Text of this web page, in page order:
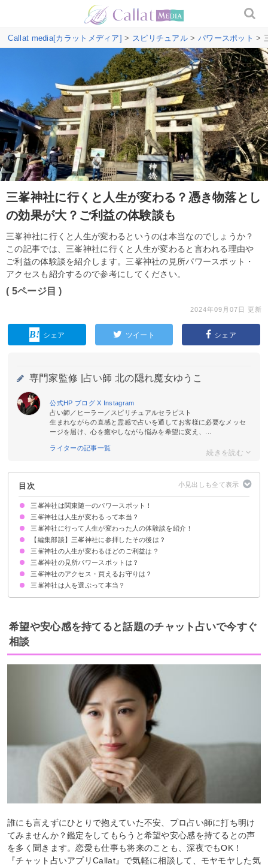
Callat media[カラットメディア] > スピリチュアル > パワースポット >
三峯神社に行くと人生が変わる？憑き物落とし
の効果が大？ご利益の体験談も
三峯神社に行くと人生が変わるというのは本当なのでしょうか？
この記事では、三峯神社に行くと人生が変わると言われる理由や
ご利益の体験談を紹介します。三峯神社の見所パワースポット・
アクセスも紹介するので参考にしてください。
( 5ページ目 )
2024年09月07日 更新
シェア ツイート シェア
専門家監修 | 占い師 北の隠れ魔女ゆうこ
公式HP ブログX Instagram
占い師／ヒーラー／スピリチュアルセラピスト
生まれながらの直感と霊感で占いを通してお客様に必要なメッセ
ージを届け、心を癒やしながら悩みを希望に変え、...
ライターの記事一覧
目次
三峯神社は関東随一のパワースポット！
三峯神社は人生が変わるって本当？
三峯神社のご利益がすごいためそのような謂れが広まった
三峯神社に行って人生が変わった人の体験談を紹介！
①縁結びのご利益を授かった
②三峯神社に呼ばれて参拝
③白いお守りを頂いてから大成功
④参拝で強運が引き寄せられた
⑤夫婦円満のご利益が授かる
【編集部談】三峯神社に参拝したその後は？
三峯神社の人生が変わるほどのご利益は？
①夫婦和合・子宝
②五穀豊穣
③家内安全
④諸難避け
⑤憑き物落とし・厄落とし
三峯神社の見所パワースポットは？
①三ツ鳥居
②隨神門
③拝殿
④本殿
⑤國常立神社
⑥奥宮
⑦えんむすびの木
三峯神社のアクセス・買えるお守りは？
アクセス
買えるお守り
御朱印
三峯神社は人を選ぶって本当？
希望や安心感を持てると話題のチャット占いで今すぐ
相談
誰にも言えずにひとりで抱えていた不安、プロ占い師に打ち明け
てみませんか？鑑定をしてもらうと希望や安心感を持てるとの声
を多く聞きます。恋愛も仕事も将来のことも、深夜でもOK！
『チャット占いアプリCallat』で気軽に相談して、モヤモヤした気